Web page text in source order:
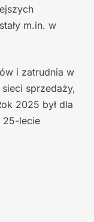
m.in. w
i zatrudnia w
sprzedaży,
2025 był dla
25-lecie